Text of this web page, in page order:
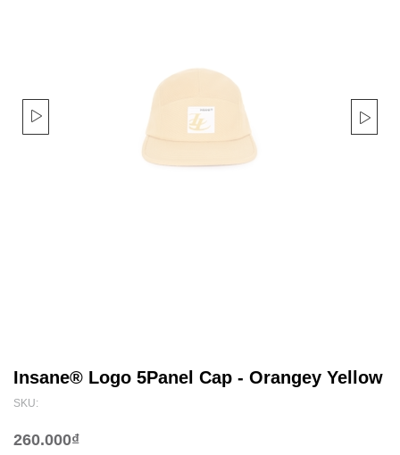
Insane® Logo 5Panel Cap - Orangey Yellow
SKU:
260.000₫